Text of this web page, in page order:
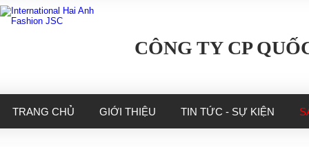
CÔNG TY CP
TRANG CHỦ GIỚI THIỆU TIN TỨC - SỰ KIỆN